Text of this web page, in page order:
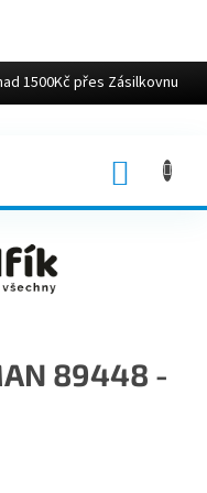
1500Kč přes Zásilkovnu
89448 -